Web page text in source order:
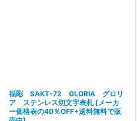
福彫 SAKT-72 GLORIA グロリ
ア ステンレス切文字表札 [メーカ
ー価格表の40％OFF+送料無料で販